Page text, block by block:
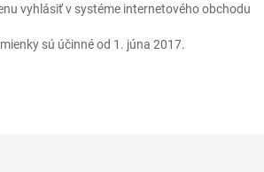
vyhlásiť v systéme internetového obchodu
sú účinné od 1. júna 2017.